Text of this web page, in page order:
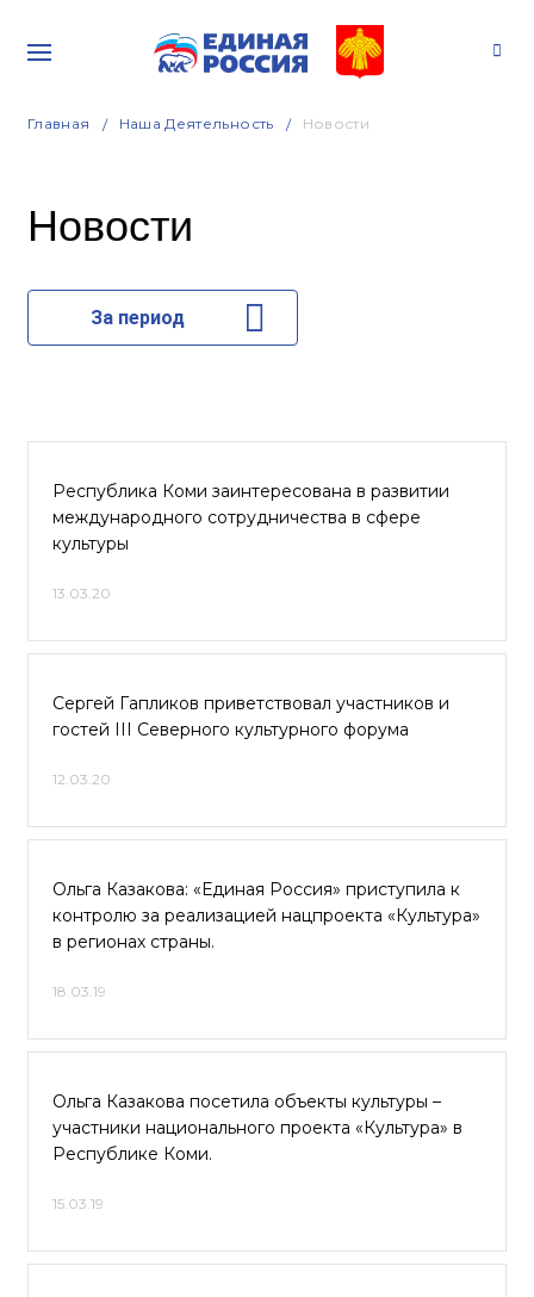
Главная Наша Деятельность Новости
Новости
За период
Республика Коми заинтересована в развитии
международного сотрудничества в сфере
культуры
13.03.20
Сергей Гапликов приветствовал участников и
гостей III Северного культурного форума
12.03.20
Ольга Казакова: «Единая Россия» приступила к
контролю за реализацией нацпроекта «Культура»
в регионах страны.
18.03.19
Ольга Казакова посетила объекты культуры –
участники национального проекта «Культура» в
Республике Коми.
15.03.19